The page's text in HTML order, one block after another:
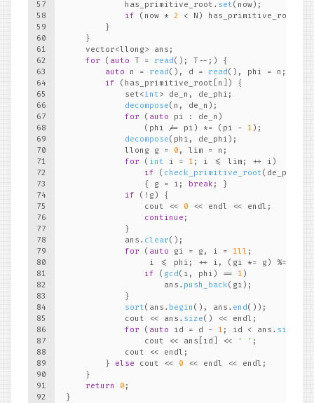
57
58
59
60
61
62
63
64
65
66
67
68
69
70
71
72
73
74
75
76
77
78
79
80
81
82
83
84
85
86
87
88
89
90
91
92
            has_primitive_root.
set(now);
if (now * 2 < N) has_primitive_root.
        }
    }
    vector<llong> ans;
for ( auto T = read(); T--;) {
auto n = read(), d = read(), phi = n;
if (has_primitive_root[n]) {
            set<
int> de_n, de_phi;
decompose(n, de_n);
for ( auto pi : de_n)
                (phi /= pi) *= (pi -
1 );
decompose(phi, de_phi);
            llong g =
0 , lim = n;
for ( int i = 1 ; i <= lim; ++ i)
if ( check_primitive_root(de_phi,
                { g = i;
break ; }
if (!g) {
                cout <<
0 << endl << endl;
continue ;
            }
            ans.
clear();
for ( auto gi = g, i = 1ll ;
                 i <= phi; ++ i, (gi *= g) %= n) {
if ( gcd(i, phi) == 1 )
                    ans.
push_back(gi);
            }
sort(ans. begin (), ans. end());
            cout << ans.
size() << endl;
for ( auto id = d - 1 ; id < ans. size
                cout << ans[id] <<
' ' ;
            cout << endl;
        }
else cout << 0 << endl << endl;
    }
return
0 ;
}